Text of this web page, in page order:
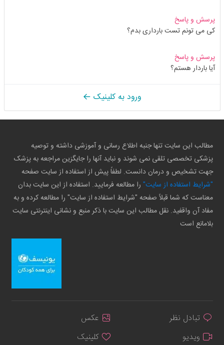
پرسش و پاسخ
کی می تونم تست بارداری بدم؟
پرسش و پاسخ
آیا باردار هستم؟
ورود به کلینیک
مطالب این سایت تنها جنبه اطلاع رسانی و آموزشی داشته و توصیه
پزشکی تخصصی تلقی نمی شوند و نباید آنها را جایگزین مراجعه به پزشک
جهت تشخیص و درمان دانست. لطفاً پیش از استفاده از سایت صفحه
"شرایط استفاده از سایت" را مطالعه فرمایید. استفاده از این سایت بدان
معناست که شما قبلاً صفحه "شرایط استفاده از سایت" را مطالعه کرده و به
مفاد آن واقفید. نقل مطالب این سایت با ذکر منبع و نشانی اینترنتی سایت
بلامانع است
تبادل نظر
عکس
ویدیو
کلینیک